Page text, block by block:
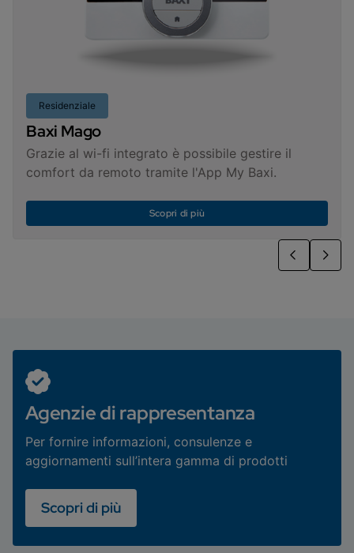
Residenziale
Baxi Mago
Grazie al wi-fi integrato è possibile gestire il
comfort da remoto tramite l'App My Baxi.
Scopri di più
Agenzie di rappresentanza
Per fornire informazioni, consulenze e
aggiornamenti sull’intera gamma di prodotti
Scopri di più